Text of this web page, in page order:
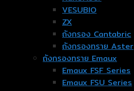
VESUBIO
ZX
ถังกรอง Cantabric
ถังกรองทราย Aster
ถังกรองทราย Emaux
Emaux FSF Series
Emaux FSU Series